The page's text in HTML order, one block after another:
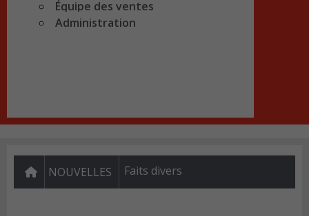
Équipe des ventes
Administration
NOUVELLES Faits divers